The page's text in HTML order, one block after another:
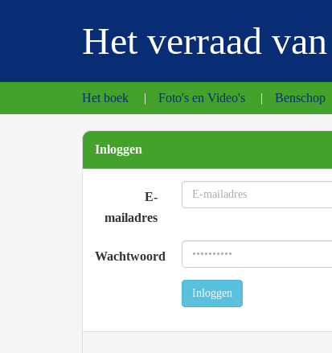
Het verraad
Het boek | Foto's en Video's | Benschop
Inloggen
E-
mailadres
Wachtwoord